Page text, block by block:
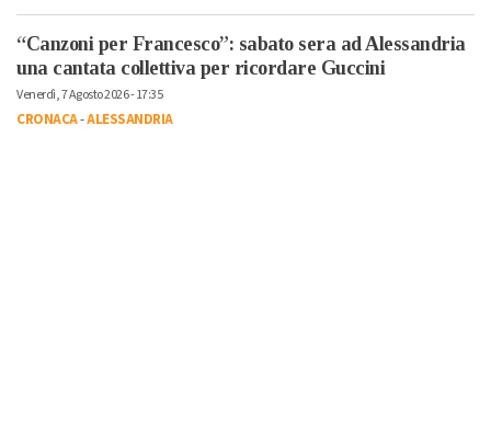
“Canzoni per Francesco”: sabato sera ad Alessandria
una cantata collettiva per ricordare Guccini
Venerdì, 7 Agosto 2026 - 17:35
CRONACA-ALESSANDRIA